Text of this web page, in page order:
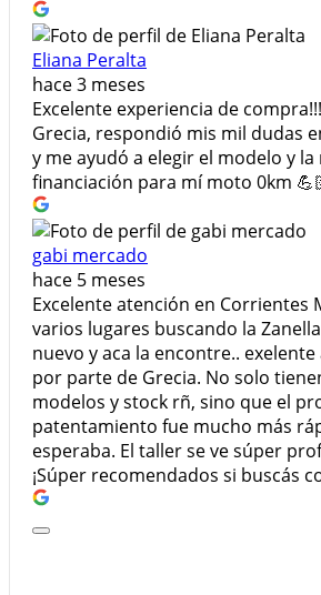
Eliana Peralta
hace 3 meses
Excelente experiencia de
Grecia, respondió mis mil dudas
y me ayudó a elegir el modelo y
financiación para mí moto 0km
gabi mercado
hace 5 meses
Excelente atención en Corrientes
varios lugares buscando la
nuevo y aca la encontre..
por parte de Grecia. No solo
modelos y stock rñ, sino que el
patentamiento fue mucho más
esperaba. El taller se ve súper
¡Súper recomendados si buscás